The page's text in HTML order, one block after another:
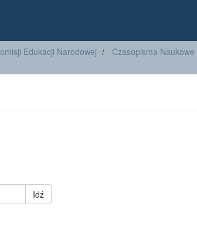
Edukacji Narodowej Czasopisma Naukowe
Idź